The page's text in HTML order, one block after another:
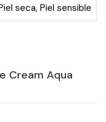
seca, Piel sensible
Cream Aqua